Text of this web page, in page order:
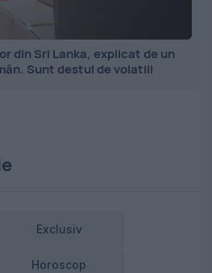
din Sri Lanka, explicat de un
Sunt destul de volatili
Exclusiv
Horoscop